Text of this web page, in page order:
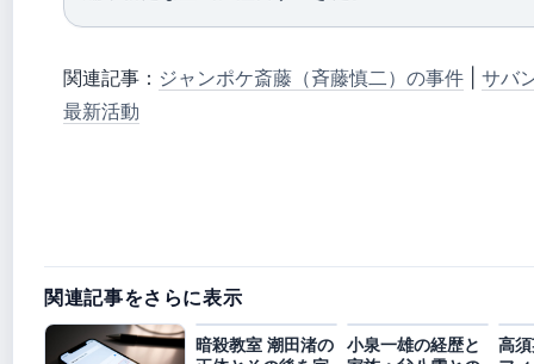
関連記事： ジャンポケ斎藤（斉藤慎二）の事件
サバ
最新活動
関連記事をさらに表示
暗殺教室 潮田渚の
小泉一雄の経歴と
高